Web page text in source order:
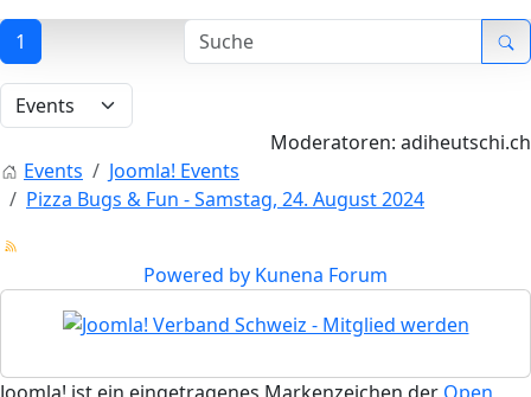
1
Moderatoren: adiheutschi.ch
Events
Joomla! Events
Pizza Bugs & Fun - Samstag, 24. August 2024
Powered by Kunena Forum